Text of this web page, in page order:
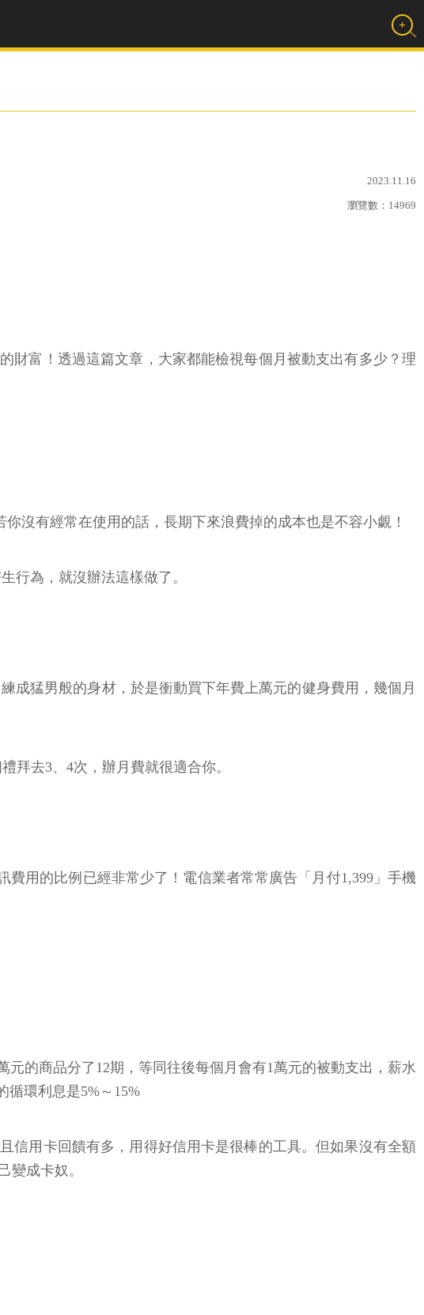
2023.11.16
瀏覽數： 14969
財富！透過這篇文章，大家都能檢視每個月被動支出有多少？理
你沒有經常在使用的話，長期下來浪費掉的成本也是不容小覷！
行為，就沒辦法這樣做了。
成猛男般的身材，於是衝動買下年費上萬元的健身費用，幾個月
拜去3、4次，辦月費就很適合你。
用的比例已經非常少了！電信業者常常廣告「月付1,399」手機
元的商品分了12期，等同往後每個月會有1萬元的被動支出，薪水
循環利息是5%～15%
信用卡回饋有多，用得好信用卡是很棒的工具。但如果沒有全額
變成卡奴。